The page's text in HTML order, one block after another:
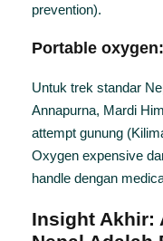
prevention).
Portable
Untuk trek standar
Annapurna, Mardi
attempt gunung
Oxygen expensive
handle dengan
Insight Akhir: